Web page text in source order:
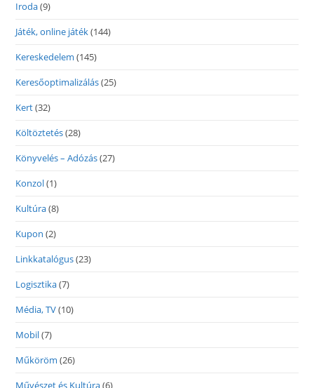
Iroda(9)
Játék, online játék(144)
Kereskedelem (145)
Keresőoptimalizálás(25)
Kert(32)
Költöztetés(28)
Könyvelés – Adózás(27)
Konzol(1)
Kultúra(8)
Kupon (2)
Linkkatalógus(23)
Logisztika(7)
Média, TV(10)
Mobil(7)
Műköröm (26)
Művészet és Kultúra(6)